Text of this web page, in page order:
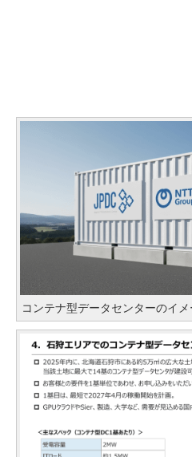
コンテナ型データセンターのイ